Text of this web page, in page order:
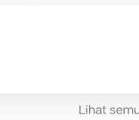
CPN, 2Y Premium